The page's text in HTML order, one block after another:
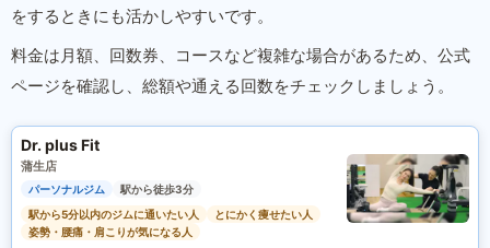
をするときにも活かしやすいです。
料金は月額、回数券、コースなど複雑な場合があるため、公式
ページを確認し、総額や通える回数をチェックしましょう。
Dr. plus Fit
蒲生店
パーソナルジム
駅から徒歩3分
駅から5分以内のジムに通いたい人
とにかく痩せたい人
姿勢・腰痛・肩こりが気になる人